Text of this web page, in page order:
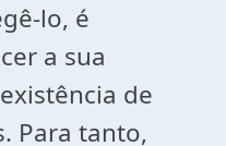
lo, é
a sua
de
Para tanto,